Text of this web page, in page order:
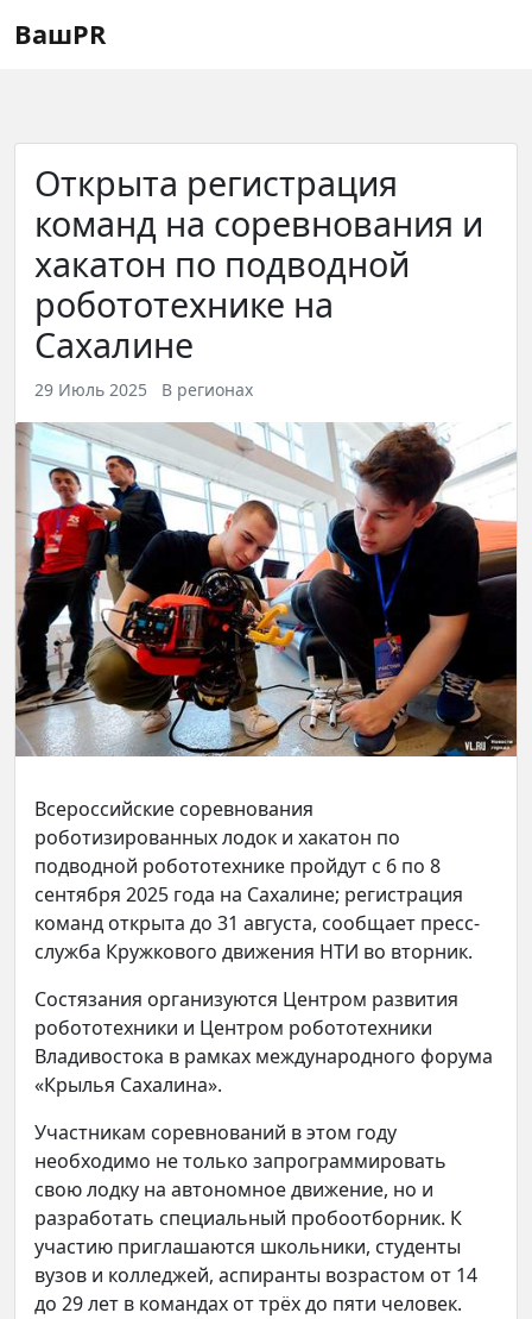
Регистрация
ВашPR
Открыта регистрация
команд на соревнования и
хакатон по подводной
робототехнике на
Сахалине
29 Июль 2025 В регионах
Всероссийские соревнования
роботизированных лодок и хакатон по
подводной робототехнике пройдут с 6 по 8
сентября 2025 года на Сахалине; регистрация
команд открыта до 31 августа, сообщает пресс-
служба Кружкового движения НТИ во вторник.
Состязания организуются Центром развития
робототехники и Центром робототехники
Владивостока в рамках международного форума
«Крылья Сахалина».
Участникам соревнований в этом году
необходимо не только запрограммировать
свою лодку на автономное движение, но и
разработать специальный пробоотборник. К
участию приглашаются школьники, студенты
вузов и колледжей, аспиранты возрастом от 14
до 29 лет в командах от трёх до пяти человек.